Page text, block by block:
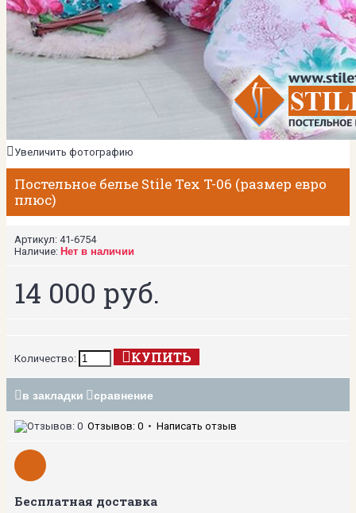
Увеличить фотографию
Постельное белье Stile Tex T-06 (размер евро
плюс)
Артикул: 41-6754
Наличие: Нет в наличии
14 000 руб.
Количество: КУПИТЬ
в закладки сравнение
Отзывов: 0 • Написать отзыв
Бесплатная доставка